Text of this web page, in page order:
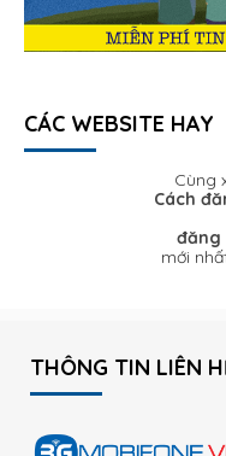
CÁC WEBSITE HAY
Cùng
Cách
đăng
mới
THÔNG TIN LIÊN